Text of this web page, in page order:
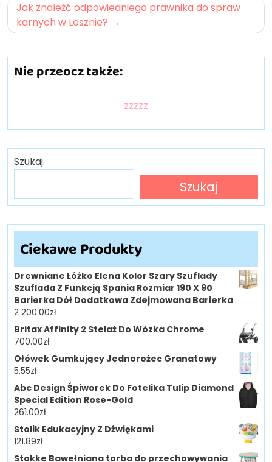
Jak znaleźć odpowiedniego prawnika do spraw
karnych w Lesznie?
Nie przeocz także:
zzzzz
Szukaj
Szukaj
Ciekawe Produkty
Drewniane Łóżko Elena Kolor Szary Szuflady
Szuflada Z Funkcją Spania Rozmiar 190 X 90
Barierka Dół Dodatkowa Zdejmowana Barierka
2 200.00zł
Britax Affinity 2 Stelaż Do Wózka Chrome
700.00zł
Ołówek Gumkujący Jednorożec Granatowy
5.55zł
Abc Design Śpiworek Do Fotelika Tulip Diamond
Special Edition Rose-Gold
261.00zł
Stolik Edukacyjny Z Dźwiękami
121.89zł
Stokke Bawełniana torba do przechowywania